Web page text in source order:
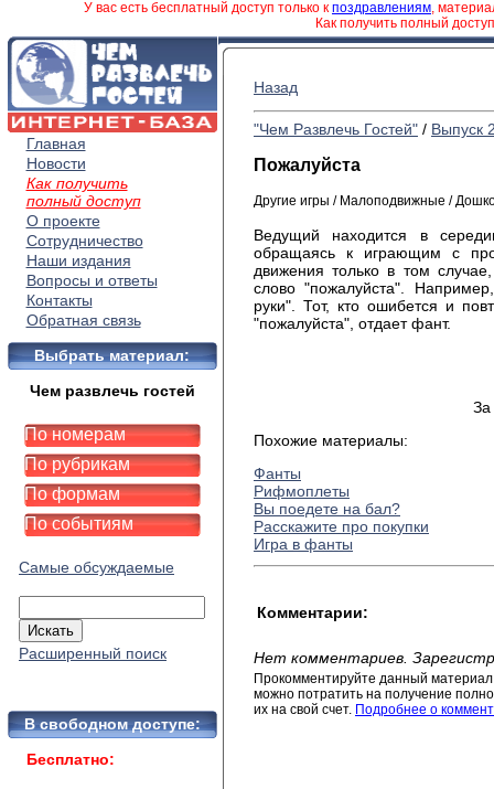
У вас есть бесплатный доступ только к поздравлениям,
Как получить полный
Главная
Новости
Как получить
полный доступ
О проекте
Сотрудничество
Наши издания
Вопросы и ответы
Контакты
Обратная связь
Выбрать материал:
Чем развлечь гостей
По номерам
По рубрикам
По формам
По событиям
Самые обсуждаемые
Расширенный поиск
В свободном доступе:
Бесплатно:
Назад
"Чем Развлечь Гостей" / Выпуск
Пожалуйста
Другие игры / Малоподвижные /
Ведущий находится в
обращаясь к играющим с
движения только в том
слово "пожалуйста".
руки". Тот, кто ошибется и
"пожалуйста", отдает фант.
За
Похожие материалы:
Фанты
Рифмоплеты
Вы поедете на бал?
Расскажите про покупки
Игра в фанты
Комментарии:
Нет комментариев.
Прокомментируйте данный
можно потратить на получение
их на свой счет. Подробнее о